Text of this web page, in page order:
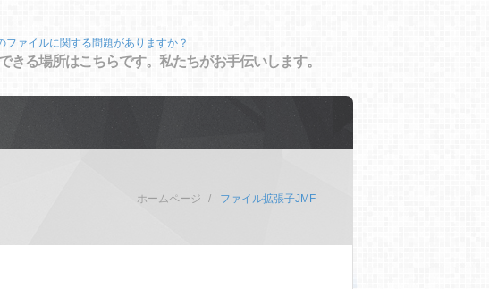
ファイルに関する問題がありますか？
きる場所はこちらです。私たちがお手伝いします。
ホームページ ファイル拡張子JMF